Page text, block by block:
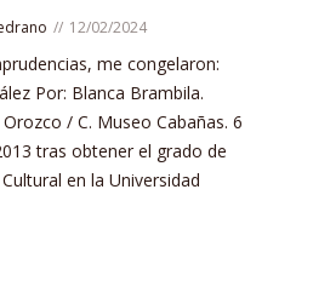
12/02/2024
me congelaron:
Por: Blanca Brambila.
/ C. Museo Cabañas. 6
tras obtener el grado de
en la Universidad